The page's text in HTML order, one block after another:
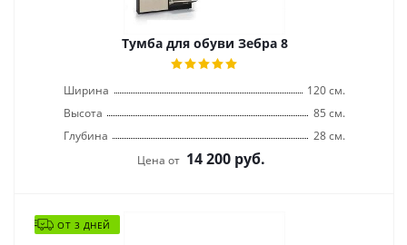
Тумба для обуви Зебра 8
Ширина
120 см.
Высота
85 см.
Глубина
28 см.
Цена от 14 200 руб.
ОТ 3 ДНЕЙ